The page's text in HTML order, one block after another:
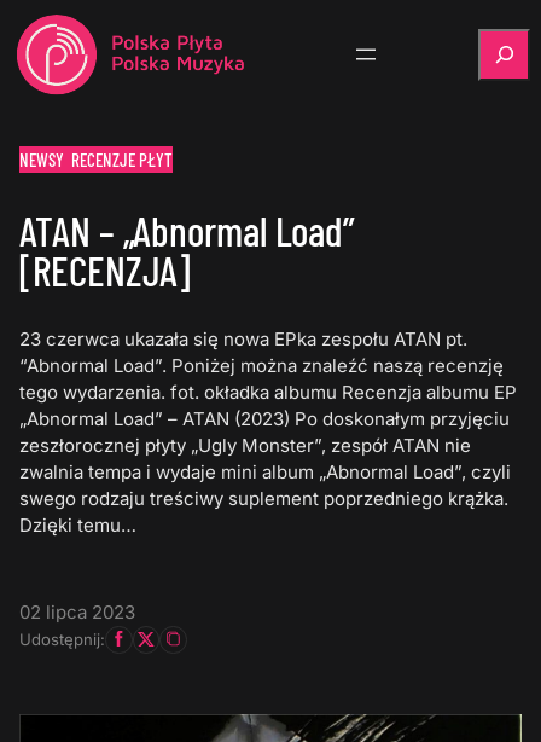
NEWSY RECENZJE PŁYT
ATAN – „Abnormal Load”
[RECENZJA]
23 czerwca ukazała się nowa EPka zespołu ATAN pt.
“Abnormal Load”. Poniżej można znaleźć naszą recenzję
tego wydarzenia. fot. okładka albumu Recenzja albumu EP
„Abnormal Load” – ATAN (2023) Po doskonałym przyjęciu
zeszłorocznej płyty „Ugly Monster”, zespół ATAN nie
zwalnia tempa i wydaje mini album „Abnormal Load”, czyli
swego rodzaju treściwy suplement poprzedniego krążka.
Dzięki temu…
02 lipca 2023
Udostępnij: